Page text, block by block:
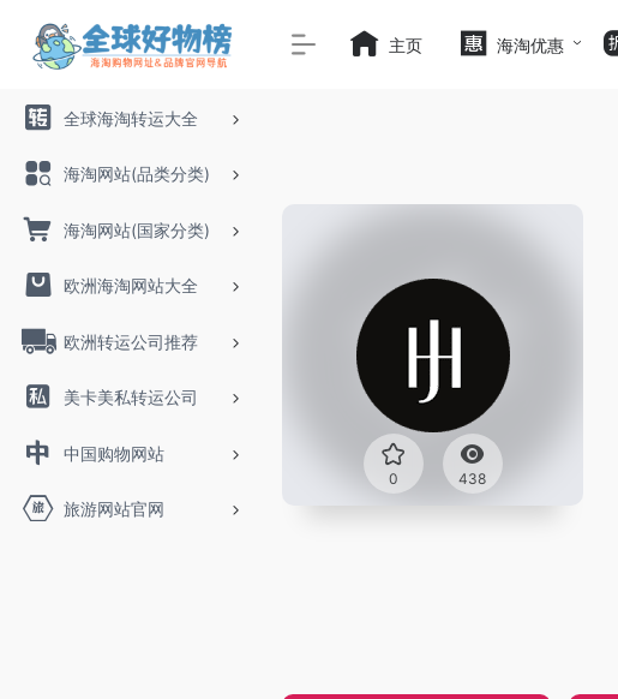
全球海淘转运大全
海淘网站(品类分类)
海淘网站(国家分类)
欧洲海淘网站大全
欧洲转运公司推荐
美卡美私转运公司
中国购物网站
旅游网站官网
主页 海淘优惠
0 438